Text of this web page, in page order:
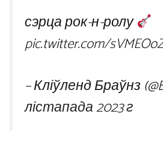
сэрца рок-н-ролу
pic.twitter.com/
– Кліўленд Браўнз
лістапада 2023 г